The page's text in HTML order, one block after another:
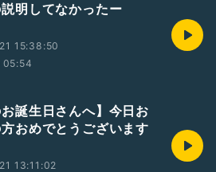
明してなかったー
15:38:50
05:54
お誕生日さんへ】今日お
おめでとうございます
13:11:02